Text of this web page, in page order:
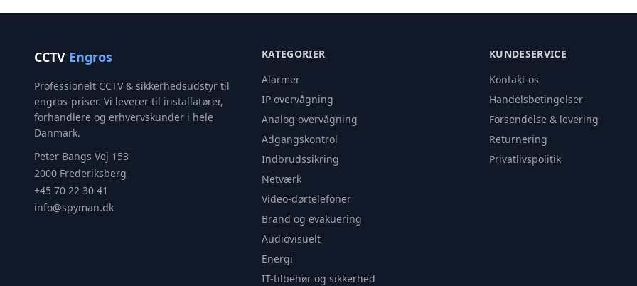
CCTV Engros
Professionelt CCTV & sikkerhedsudstyr til
engros-priser. Vi leverer til installatører,
forhandlere og erhvervskunder i hele
Danmark.
Peter Bangs Vej 153
2000 Frederiksberg
+45 70 22 30 41
info@spyman.dk
KATEGORIER
Alarmer
IP overvågning
Analog overvågning
Adgangskontrol
Indbrudssikring
Netværk
Video-dørtelefoner
Brand og evakuering
Audiovisuelt
Energi
IT-tilbehør og sikkerhed
KUNDESERVICE
Kontakt os
Handelsbetingelser
Forsendelse & levering
Returnering
Privatlivspolitik